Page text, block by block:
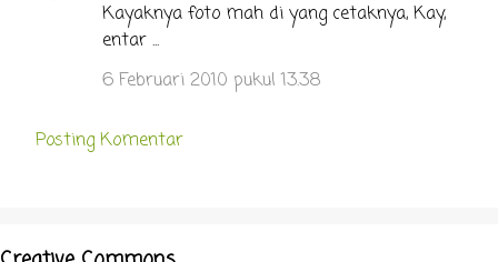
Kayaknya foto mah di yang cetaknya, Kay,
entar ...
6 Februari 2010 pukul 13.38
Posting Komentar